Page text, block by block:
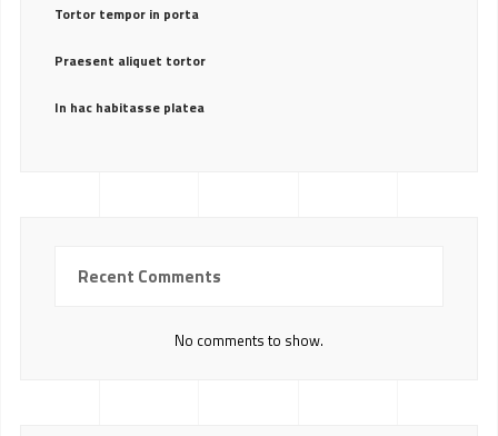
Tortor tempor in porta
Praesent aliquet tortor
In hac habitasse platea
Recent Comments
No comments to show.